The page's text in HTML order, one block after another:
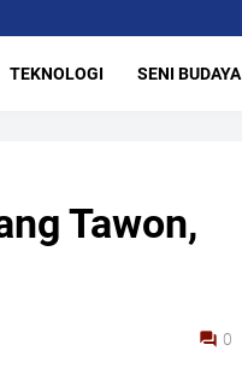
TEKNOLOGI SENI BUDAYA
Tawon,
0